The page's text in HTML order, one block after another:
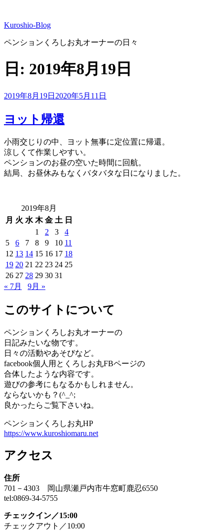
テ
ン
へ
ス
ッ
プ
Kuroshio-Blog
ペンションくろしお丸オーナーの日々
日: 2019年8月19日
投
日:
2019年8月19日 2020年5月11日
ヨット帰還
小雨交じりの中、ヨット無事に定位置に帰還。
涼しくて作業しやすい。
ペンションのお昼の空いた時間に回航。
結局、お昼休みもなくバタバタな日になりました。
2019年8月
月 火 水 木 金 土 日
1
2 3
4
5
6 7 8 9 10 11
12 13 14 15 16 17 18
19 20 21 22 23 24 25
26 27 28 29 30 31
« 7月
9月 »
このサイトについて
ペンションくろしお丸オーナーの
日記みたいな物です。
日々の活動やあそびなど。
facebook個人用とくろしお丸FBページの
合体したような内容です。
遊びの参考にもなるかもしれません。
ならないかも？(^_^;
良かったらご覧下さいね。
ペンションくろしお丸HP
https://www.kuroshiomaru.net
アクセス
住所
701－4303 岡山県瀬戸内市牛窓町鹿忍6550
tel:0869-34-5755
チェックイン／15:00
チェックアウト／10:00